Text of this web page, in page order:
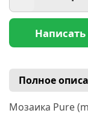
Полное
Мозаика Pure(m